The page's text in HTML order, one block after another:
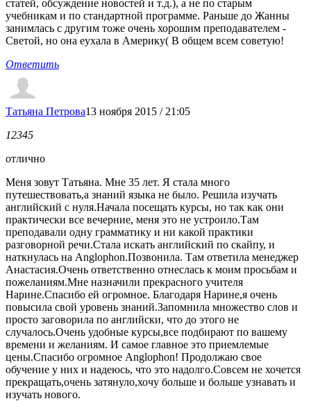
статей, обсуждение новостей и т.д.), а не по старым
учебникам и по стандартной программе. Раньше до Жанны
занимлась с другим тоже очень хорошим преподавателем -
Светой, но она еухала в Америку( В общем всем советую!
Ответить
Татьяна Петрова13 ноября 2015 / 21:05
12345
отлично
Меня зовут Татьяна. Мне 35 лет. Я стала много
путешествовать,а знаний языка не было. Решила изучать
английский с нуля.Начала посещать курсы, но так как они
практически все вечерние, меня это не устроило.Там
преподавали одну грамматику и ни какой практики
разговорной речи.Стала искать английский по скайпу, и
наткнулась на Anglophon.Позвонила. Там ответила менеджер
Анастасия.Очень ответственно отнеслась к моим просьбам и
пожеланиям.Мне назначили прекрасного учителя
Нарине.Спасибо ей огромное. Благодаря Нарине,я очень
повысила свой уровень знаний.Запомнила множество слов и
просто заговорила по английски, что до этого не
случалось.Очень удобные курсы,все подбирают по вашему
времени и желаниям. И самое главное это приемлемые
цены.Спасибо огромное Anglophon! Продолжаю свое
обучение у них и надеюсь, что это надолго.Совсем не хочется
прекращать,очень затянуло,хочу больше и больше узнавать и
изучать нового.